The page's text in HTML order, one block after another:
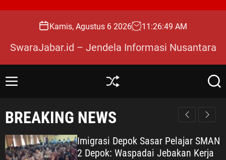
Kamis, Agustus 6 2026 11 :26:50 AM
SwaraJabar.id – Jendela Informasi Nusantara
M
u
S
ff
e
S
r
h
BREAKING NEWS
Imigrasi Depok Sasar Pelajar SMAN
2 Depok: Waspadai Jebakan Kerja